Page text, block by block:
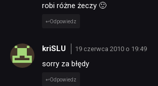
robi różne żeczy 🙂
Odpowiedz
kriSLU 19 czerwca 2010 o 19:49
sorry za błędy
Odpowiedz